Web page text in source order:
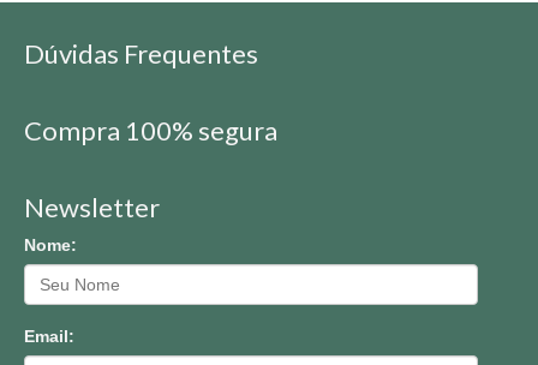
Dúvidas Frequentes
Compra 100% segura
Newsletter
Nome:
Email: